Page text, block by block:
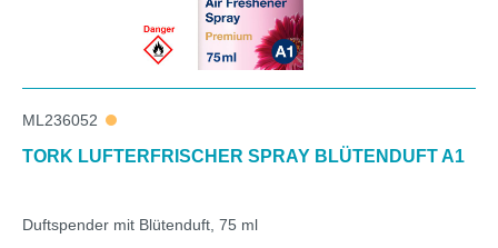
ML236052
TORK LUFTERFRISCHER SPRAY BLÜTENDUFT A1
Duftspender mit Blütenduft, 75 ml